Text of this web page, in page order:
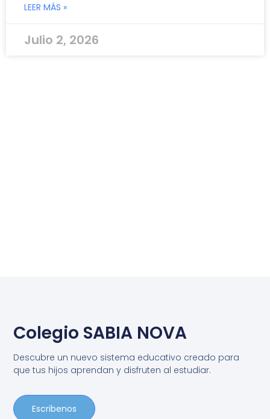
LEER MÁS »
Julio 2, 2026
Colegio SABIA NOVA
Descubre un nuevo sistema educativo creado para
que tus hijos aprendan y disfruten al estudiar.
Escribenos